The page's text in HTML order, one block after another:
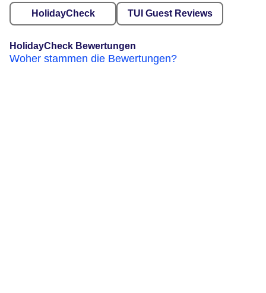
HolidayCheck TUI Guest Reviews
HolidayCheck Bewertungen
Woher stammen die Bewertungen?